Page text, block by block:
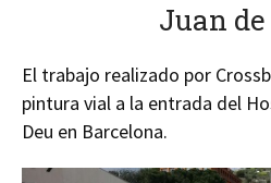
Juan de
El trabajo realizado por
pintura vial a la entrada del
Deu en Barcelona.